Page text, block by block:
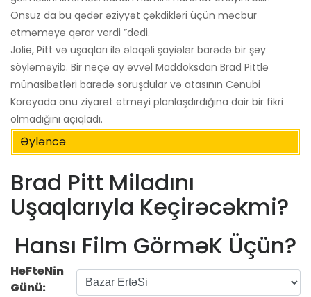
Onsuz da bu qədər əziyyət çəkdikləri üçün məcbur
etməməyə qərar verdi ”dedi.
Jolie, Pitt və uşaqları ilə əlaqəli şayiələr barədə bir şey
söyləməyib. Bir neçə ay əvvəl Maddoksdan Brad Pittlə
münasibətləri barədə soruşdular və atasının Cənubi
Koreyada onu ziyarət etməyi planlaşdırdığına dair bir fikri
olmadığını açıqladı.
Əyləncə
Brad Pitt Miladını
Uşaqlarıyla Keçirəcəkmi?
Hansı Film GörməK Üçün?
HəFtəNin
Günü: